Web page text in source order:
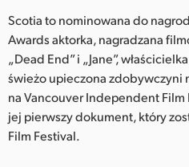
Polska
Portugal
Singapore
South Africa
Scotia to nominowana do
Awards aktorka, nagradzana
„Dead End” i „Jane”,
świeżo upieczona zdobywczyni
na Vancouver Independent Film
jej pierwszy dokument, który
Film Festival.